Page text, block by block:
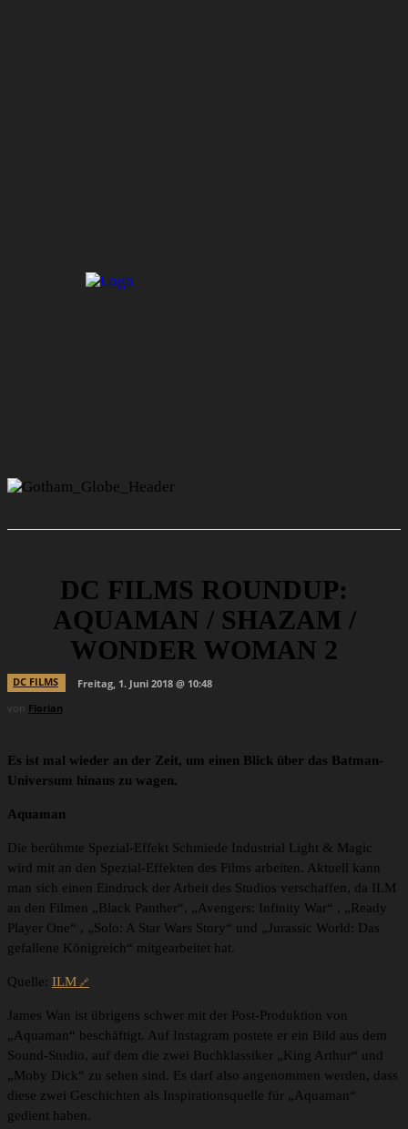
DC FILMS ROUNDUP:
AQUAMAN / SHAZAM /
WONDER WOMAN 2
DC FILMS
Freitag, 1. Juni 2018 @ 10:48
von Florian
Es ist mal wieder an der Zeit, um einen Blick über das Batman-
Universum hinaus zu wagen.
Aquaman
Die berühmte Spezial-Effekt Schmiede Industrial Light & Magic
wird mit an den Spezial-Effekten des Films arbeiten. Aktuell kann
man sich einen Eindruck der Arbeit des Studios verschaffen, da ILM
an den Filmen „Black Panther“, „Avengers: Infinity War“ , „Ready
Player One“ , „Solo: A Star Wars Story“ und „Jurassic World: Das
gefallene Königreich“ mitgearbeitet hat.
Quelle: ILM
James Wan ist übrigens schwer mit der Post-Produktion von
„Aquaman“ beschäftigt. Auf Instagram postete er ein Bild aus dem
Sound-Studio, auf dem die zwei Buchklassiker „King Arthur“ und
„Moby Dick“ zu sehen sind. Es darf also angenommen werden, dass
diese zwei Geschichten als Inspirationsquelle für „Aquaman“
gedient haben.